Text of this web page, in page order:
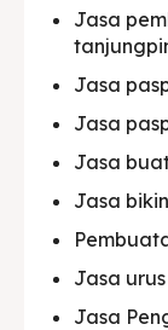
Jasa
Jasa
Jasa
Jasa
Jasa
Jasa
Jasa